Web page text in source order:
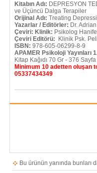
Kitabın Adı: DEPRESYON
ve Üçüncü Dalga Terapiler
Orijinal Adı: Treating
Yazarlar / Editörler: Dr.
Çeviri: Klinik: Psikolog
Çeviri Editörü:
Klinik Psk.
ISBN: 978-605-06299-8-9
APAMER Psikoloji Yayınları
Kitap Kağıdı 70 Gr - 376
Minimum 10 adetten oluşan
05337434349
Bu ürünün yanında bunları